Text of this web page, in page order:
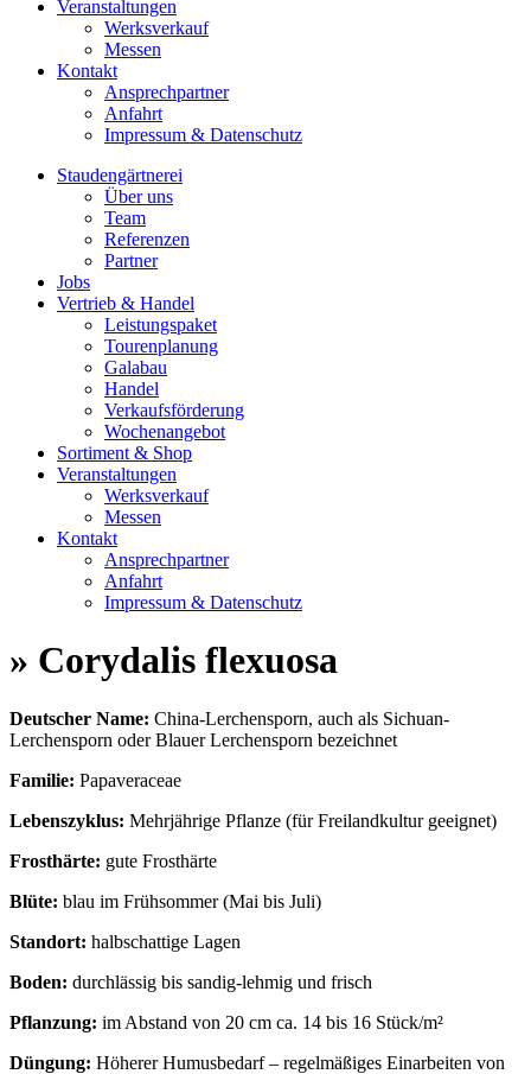
Veranstaltungen
Werksverkauf
Messen
Kontakt
Ansprechpartner
Anfahrt
Impressum & Datenschutz
Staudengärtnerei
Über uns
Team
Referenzen
Partner
Jobs
Vertrieb & Handel
Leistungspaket
Tourenplanung
Galabau
Handel
Verkaufsförderung
Wochenangebot
Sortiment & Shop
Veranstaltungen
Werksverkauf
Messen
Kontakt
Ansprechpartner
Anfahrt
Impressum & Datenschutz
» Corydalis flexuosa
Deutscher Name: China-Lerchensporn, auch als Sichuan-
Lerchensporn oder Blauer Lerchensporn bezeichnet
Familie: Papaveraceae
Lebenszyklus: Mehrjährige Pflanze (für Freilandkultur geeignet)
Frosthärte: gute Frosthärte
Blüte: blau im Frühsommer (Mai bis Juli)
Standort: halbschattige Lagen
Boden: durchlässig bis sandig-lehmig und frisch
Pflanzung: im Abstand von 20 cm ca. 14 bis 16 Stück/m²
Düngung: Höherer Humusbedarf – regelmäßiges Einarbeiten von